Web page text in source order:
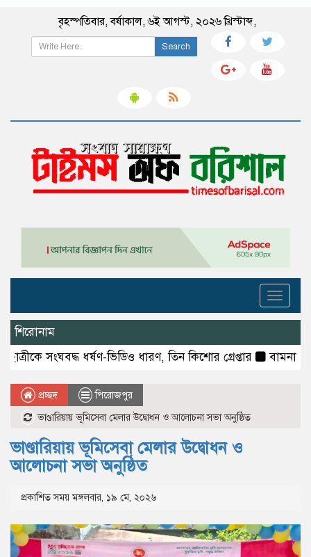
বৃহস্পতিবার,বর্ষাকাল,৬ই আগস্ট, ২০২৬ খ্রিস্টাব্দ,
Search
Toggle
শিরোনাম
সংঘবদ্ধ ধর্ষণ-ভিডিও ধারণ, তিন কিশোর গ্রেপ্তার
বামনায় জুলাই
প্রচ্ছদ
পিরোজপুর
ভাণ্ডারিয়ায় ভূমিসেবা মেলার উদ্বোধন ও আলোচনা সভা অনুষ্ঠিত
ভাণ্ডারিয়ায় ভূমিসেবা মেলার উদ্বোধন ও
আলোচনা সভা অনুষ্ঠিত
প্রকাশিত সময় মঙ্গলবার, ১৯ মে, ২০২৬